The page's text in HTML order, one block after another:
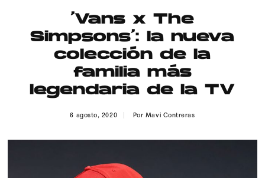
Publicidad
Contacto
Aviso Legal
© 2015-2022 UMOMAG. PROPIEDAD DE UMO agency. TODOS LOS
DERECHOS RESERVADOS.
‘Vans x The
Simpsons’: la nueva
colección de la
familia más
legendaria de la TV
6 agosto, 2020 Por Mavi Contreras